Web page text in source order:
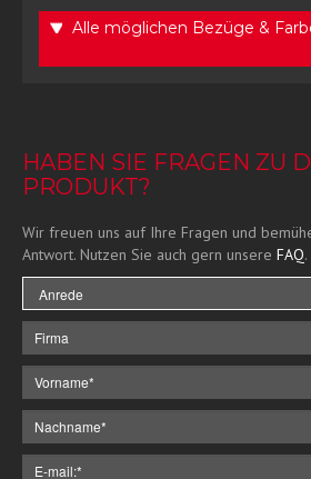
Alle möglichen Bezüge &
HABEN SIE FRAGEN ZU
PRODUKT?
Wir freuen uns auf Ihre Fragen und
Antwort. Nutzen Sie auch gern unsere FAQ.